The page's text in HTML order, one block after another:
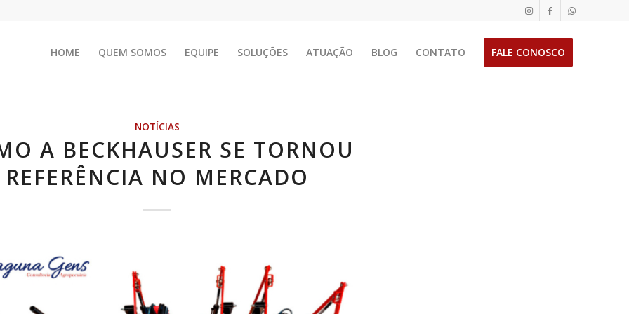
HOME QUEM SOMOS EQUIPE SOLUÇÕES ATUAÇÃO BLOG CONTATO FALE CONOSCO
NOTÍCIAS
A BECKHAUSER SE TORNOU
REFERÊNCIA NO MERCADO